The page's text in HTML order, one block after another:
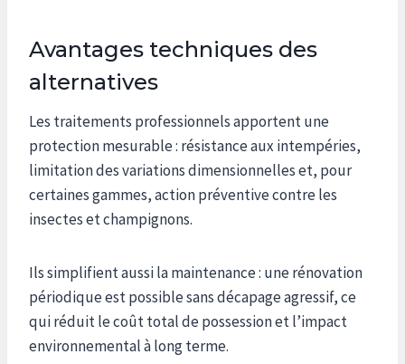
Avantages techniques des
alternatives
Les traitements professionnels apportent une
protection mesurable : résistance aux intempéries,
limitation des variations dimensionnelles et, pour
certaines gammes, action préventive contre les
insectes et champignons.
Ils simplifient aussi la maintenance : une rénovation
périodique est possible sans décapage agressif, ce
qui réduit le coût total de possession et l’impact
environnemental à long terme.